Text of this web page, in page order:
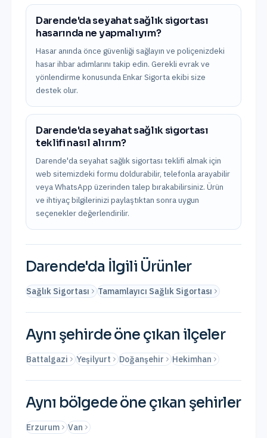
Darende'da seyahat sağlık sigortası
hasarında ne yapmalıyım?
Hasar anında önce güvenliği sağlayın ve poliçenizdeki
hasar ihbar adımlarını takip edin. Gerekli evrak ve
yönlendirme konusunda Enkar Sigorta ekibi size
destek olur.
Darende'da seyahat sağlık sigortası
teklifi nasıl alırım?
Darende'da seyahat sağlık sigortası teklifi almak için
web sitemizdeki formu doldurabilir, telefonla arayabilir
veya WhatsApp üzerinden talep bırakabilirsiniz. Ürün
ve ihtiyaç bilgilerinizi paylaştıktan sonra uygun
seçenekler değerlendirilir.
Darende'da İlgili Ürünler
Sağlık Sigortası Tamamlayıcı Sağlık Sigortası
Aynı şehirde öne çıkan ilçeler
Battalgazi Yeşilyurt Doğanşehir Hekimhan
Aynı bölgede öne çıkan şehirler
Erzurum Van